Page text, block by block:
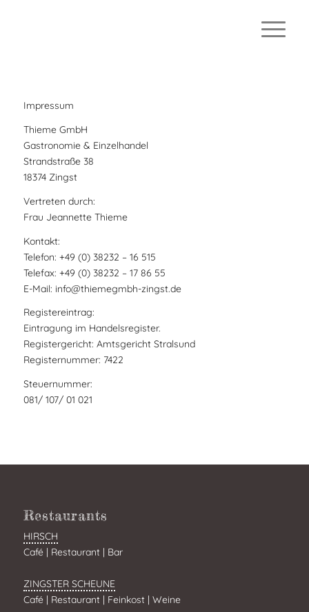
Impressum
Thieme GmbH
Gastronomie & Einzelhandel
Strandstraße 38
18374 Zingst
Vertreten durch:
Frau Jeannette Thieme
Kontakt:
Telefon: +49 (0) 38232 – 16 515
Telefax: +49 (0) 38232 – 17 86 55
E-Mail: info@thiemegmbh-zingst.de
Registereintrag:
Eintragung im Handelsregister.
Registergericht: Amtsgericht Stralsund
Registernummer: 7422
Steuernummer:
081/ 107/ 01 021
Restaurants
HIRSCH
Café | Restaurant | Bar
ZINGSTER SCHEUNE
Café | Restaurant | Feinkost | Weine